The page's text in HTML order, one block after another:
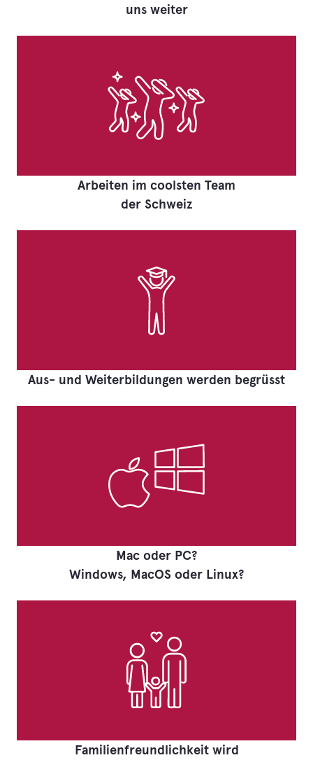
uns weiter
Arbeiten im coolsten Team
der Schweiz
Aus- und Weiterbildungen werden begrüsst
Mac oder PC?
Windows, MacOS oder Linux?
Familienfreundlichkeit wird